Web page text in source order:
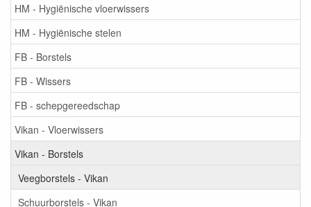
HM - Hygiënische vloerwissers
HM - Hygiënische stelen
FB - Borstels
FB - Wissers
FB - schepgereedschap
Vikan - Vloerwissers
Vikan - Borstels
Veegborstels - Vikan
Schuurborstels - Vikan